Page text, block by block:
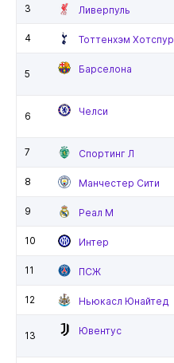
3 Ливерпуль
4 Тоттенхэм Хотспур
5 Барселона
6 Челси
7 Спортинг Л
8 Манчестер Сити
9 Реал М
10 Интер
11 ПСЖ
12 Ньюкасл Юнайтед
13 Ювентус